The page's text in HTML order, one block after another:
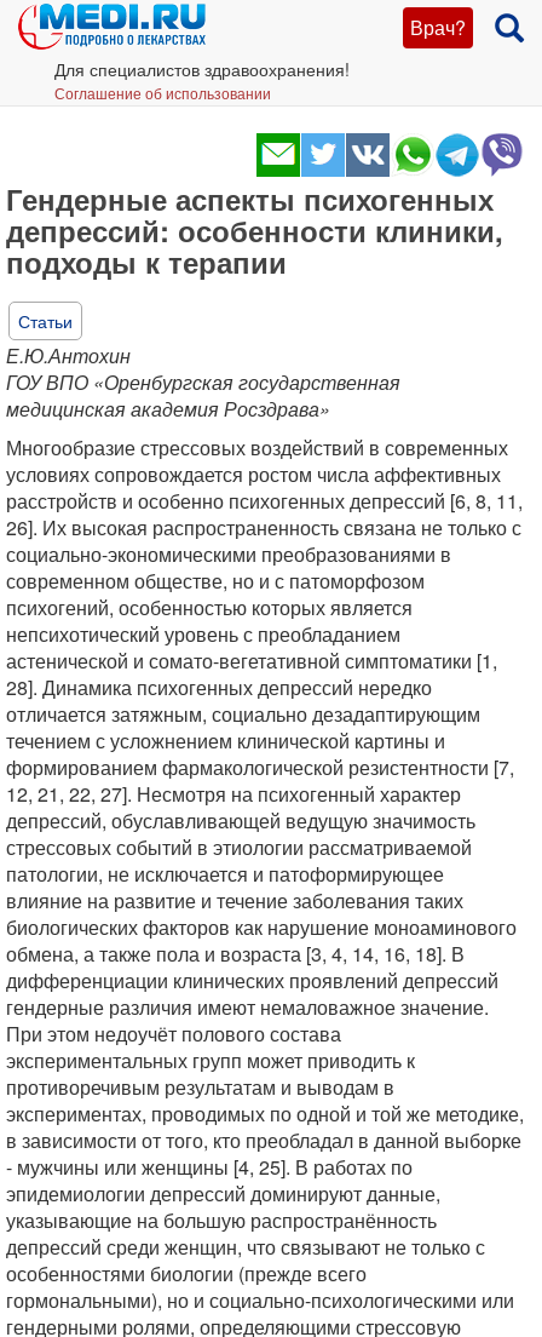
Врач?
Для специалистов здравоохранения!
Соглашение об использовании
Гендерные аспекты психогенных
депрессий: особенности клиники,
подходы к терапии
Статьи
Е.Ю.Антохин
ГОУ ВПО «Оренбургская государственная
медицинская академия Росздрава»
Многообразие стрессовых воздействий в современных
условиях сопровождается ростом числа аффективных
расстройств и особенно психогенных депрессий [6, 8, 11,
26]. Их высокая распространенность связана не только с
социально-экономическими преобразованиями в
современном обществе, но и с патоморфозом
психогений, особенностью которых является
непсихотический уровень с преобладанием
астенической и сомато-вегетативной симптоматики [1,
28]. Динамика психогенных депрессий нередко
отличается затяжным, социально дезадаптирующим
течением с усложнением клинической картины и
формированием фармакологической резистентности [7,
12, 21, 22, 27]. Несмотря на психогенный характер
депрессий, обуславливающей ведущую значимость
стрессовых событий в этиологии рассматриваемой
патологии, не исключается и патоформирующее
влияние на развитие и течение заболевания таких
биологических факторов как нарушение моноаминового
обмена, а также пола и возраста [3, 4, 14, 16, 18]. В
дифференциации клинических проявлений депрессий
гендерные различия имеют немаловажное значение.
При этом недоучёт полового состава
экспериментальных групп может приводить к
противоречивым результатам и выводам в
экспериментах, проводимых по одной и той же методике,
в зависимости от того, кто преобладал в данной выборке
- мужчины или женщины [4, 25]. В работах по
эпидемиологии депрессий доминируют данные,
указывающие на большую распространённость
депрессий среди женщин, что связывают не только с
особенностями биологии (прежде всего
гормональными), но и социально-психологическими или
гендерными ролями, определяющими стрессовую